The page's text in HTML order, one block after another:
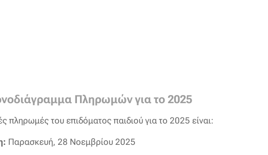
Πληρωμών για το 2025
πληρωμές του επιδόματος παιδιού για το 2025 είναι:
Παρασκευή, 28 Νοεμβρίου 2025